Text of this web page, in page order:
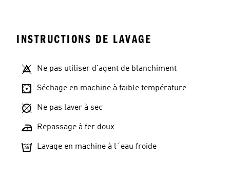
INSTRUCTIONS DE LAVAGE
Ne pas utiliser d'agent de blanchiment
Séchage en machine à faible température
Ne pas laver à sec
Repassage à fer doux
Lavage en machine à l´eau froide